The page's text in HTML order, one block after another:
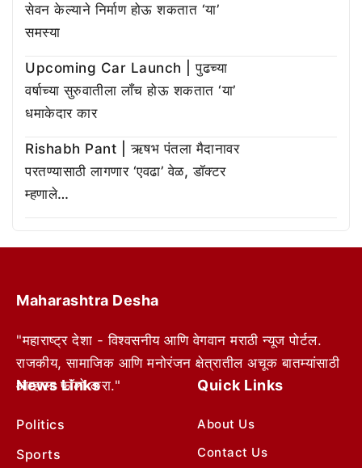
सेवन केल्याने निर्माण होऊ शकतात ‘या’
समस्या
Upcoming Car Launch | पुढच्या
वर्षाच्या सुरुवातीला लाँच होऊ शकतात ‘या’
धमाकेदार कार
Rishabh Pant | ऋषभ पंतला मैदानावर
परतण्यासाठी लागणार ‘एवढा’ वेळ, डॉक्टर
म्हणाले…
Maharashtra Desha
"महाराष्ट्र देशा - विश्वसनीय आणि वेगवान मराठी न्यूज पोर्टल.
राजकीय, सामाजिक आणि मनोरंजन क्षेत्रातील अचूक बातम्यांसाठी
आम्हाला फॉलो करा."
News Links
Politics
Sports
Quick Links
About Us
Contact Us